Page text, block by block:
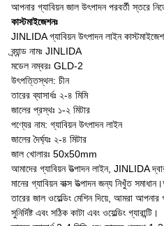
আপনার গ্যাবিয়ন জাল উৎপাদন পরবর্তী স্তরে
কাস্টমাইজেশনঃ
JINLIDA গ্যাবিয়ন উৎপাদন লাইন
ব্র্যান্ড নামঃ JINLIDA
মডেল নম্বরঃ GLD-2
উৎপত্তিস্থল: চীন
তারের ব্যাসার্ধঃ ২-৪ মিমি
জালের প্রস্থঃ ১-২ মিটার
পণ্যের নাম: গ্যাবিয়ন উৎপাদন লাইন
জালের দৈর্ঘ্যঃ ২-৪ মিটার
জাল খোলারঃ 50x50mm
আমাদের গ্যাবিয়ন উত্পাদন লাইন, JINLIDA
মানের গ্যাবিয়ন বাক্স উত্পাদন জন্য নিখুঁত
তারের জাল ওয়েল্ডিং মেশিন দিয়ে, আমরা আপনার
সুনির্দিষ্ট এবং সঠিক কাটা এবং ওয়েল্ডিং গ্যারান্টি।